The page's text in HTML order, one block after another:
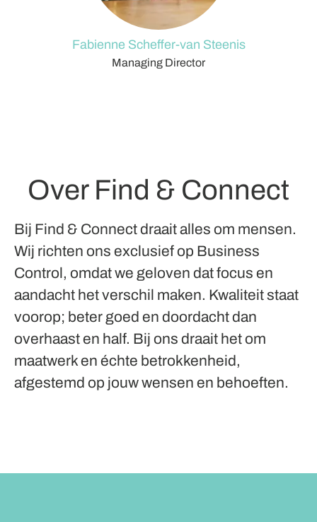
Fabienne Scheffer-van Steenis
Managing Director
Over Find & Connect
Bij Find & Connect draait alles om mensen.
Wij richten ons exclusief op Business
Control, omdat we geloven dat focus en
aandacht het verschil maken. Kwaliteit staat
voorop; beter goed en doordacht dan
overhaast en half. Bij ons draait het om
maatwerk en échte betrokkenheid,
afgestemd op jouw wensen en behoeften.